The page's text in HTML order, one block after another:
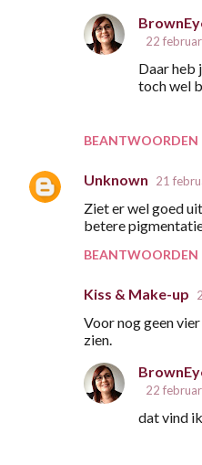
BEANTWOORDEN
22
Daar heb
toch wel
Unknown 21
Ziet er wel goed
betere
BEANTWOORDEN
Kiss & Make-up
Voor nog geen
zien.
22
dat vind